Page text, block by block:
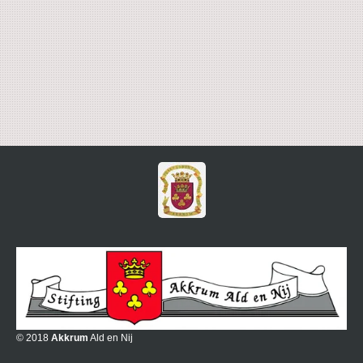
© 2018 Akkrum Ald en Nij